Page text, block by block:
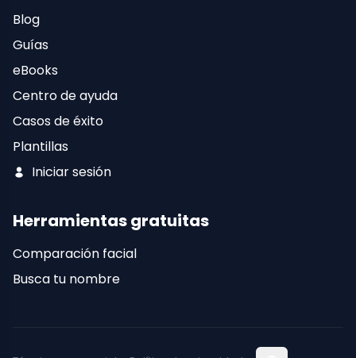
Blog
Guías
eBooks
Centro de ayuda
Casos de éxito
Plantillas
Iniciar sesión
Herramientas gratuitas
Comparación facial
Busca tu nombre